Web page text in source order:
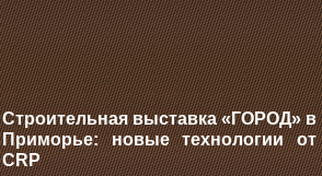
Строительная выставка «ГОРОД» в
Приморье: новые технологии от
CRP